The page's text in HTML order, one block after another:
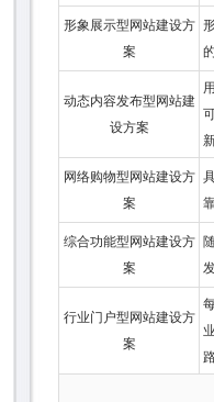
形象展示型网站建设方
案
动态内容发布型网站建
设方案
网络购物型网站建设方
案
综合功能型网站建设方
案
行业门户型网站建设方
案